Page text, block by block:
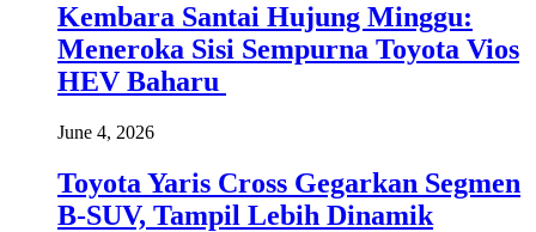
Kembara Santai Hujung Minggu:
Meneroka Sisi Sempurna Toyota Vios
HEV Baharu
June 4, 2026
Toyota Yaris Cross Gegarkan Segmen
B-SUV, Tampil Lebih Dinamik